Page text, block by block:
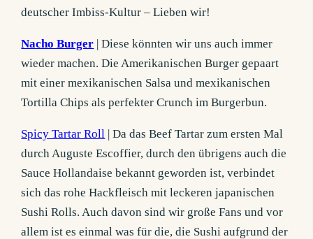
deutscher Imbiss-Kultur – Lieben wir!
Nacho Burger | Diese könnten wir uns auch immer
wieder machen. Die Amerikanischen Burger gepaart
mit einer mexikanischen Salsa und mexikanischen
Tortilla Chips als perfekter Crunch im Burgerbun.
Spicy Tartar Roll | Da das Beef Tartar zum ersten Mal
durch Auguste Escoffier, durch den übrigens auch die
Sauce Hollandaise bekannt geworden ist, verbindet
sich das rohe Hackfleisch mit leckeren japanischen
Sushi Rolls. Auch davon sind wir große Fans und vor
allem ist es einmal was für die, die Sushi aufgrund der